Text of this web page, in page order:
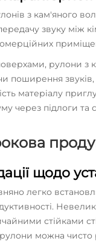
з кам'яного
звуку між
рулони
поширення
матеріалу
через підлоги та
щодо
легко
стійками
можна